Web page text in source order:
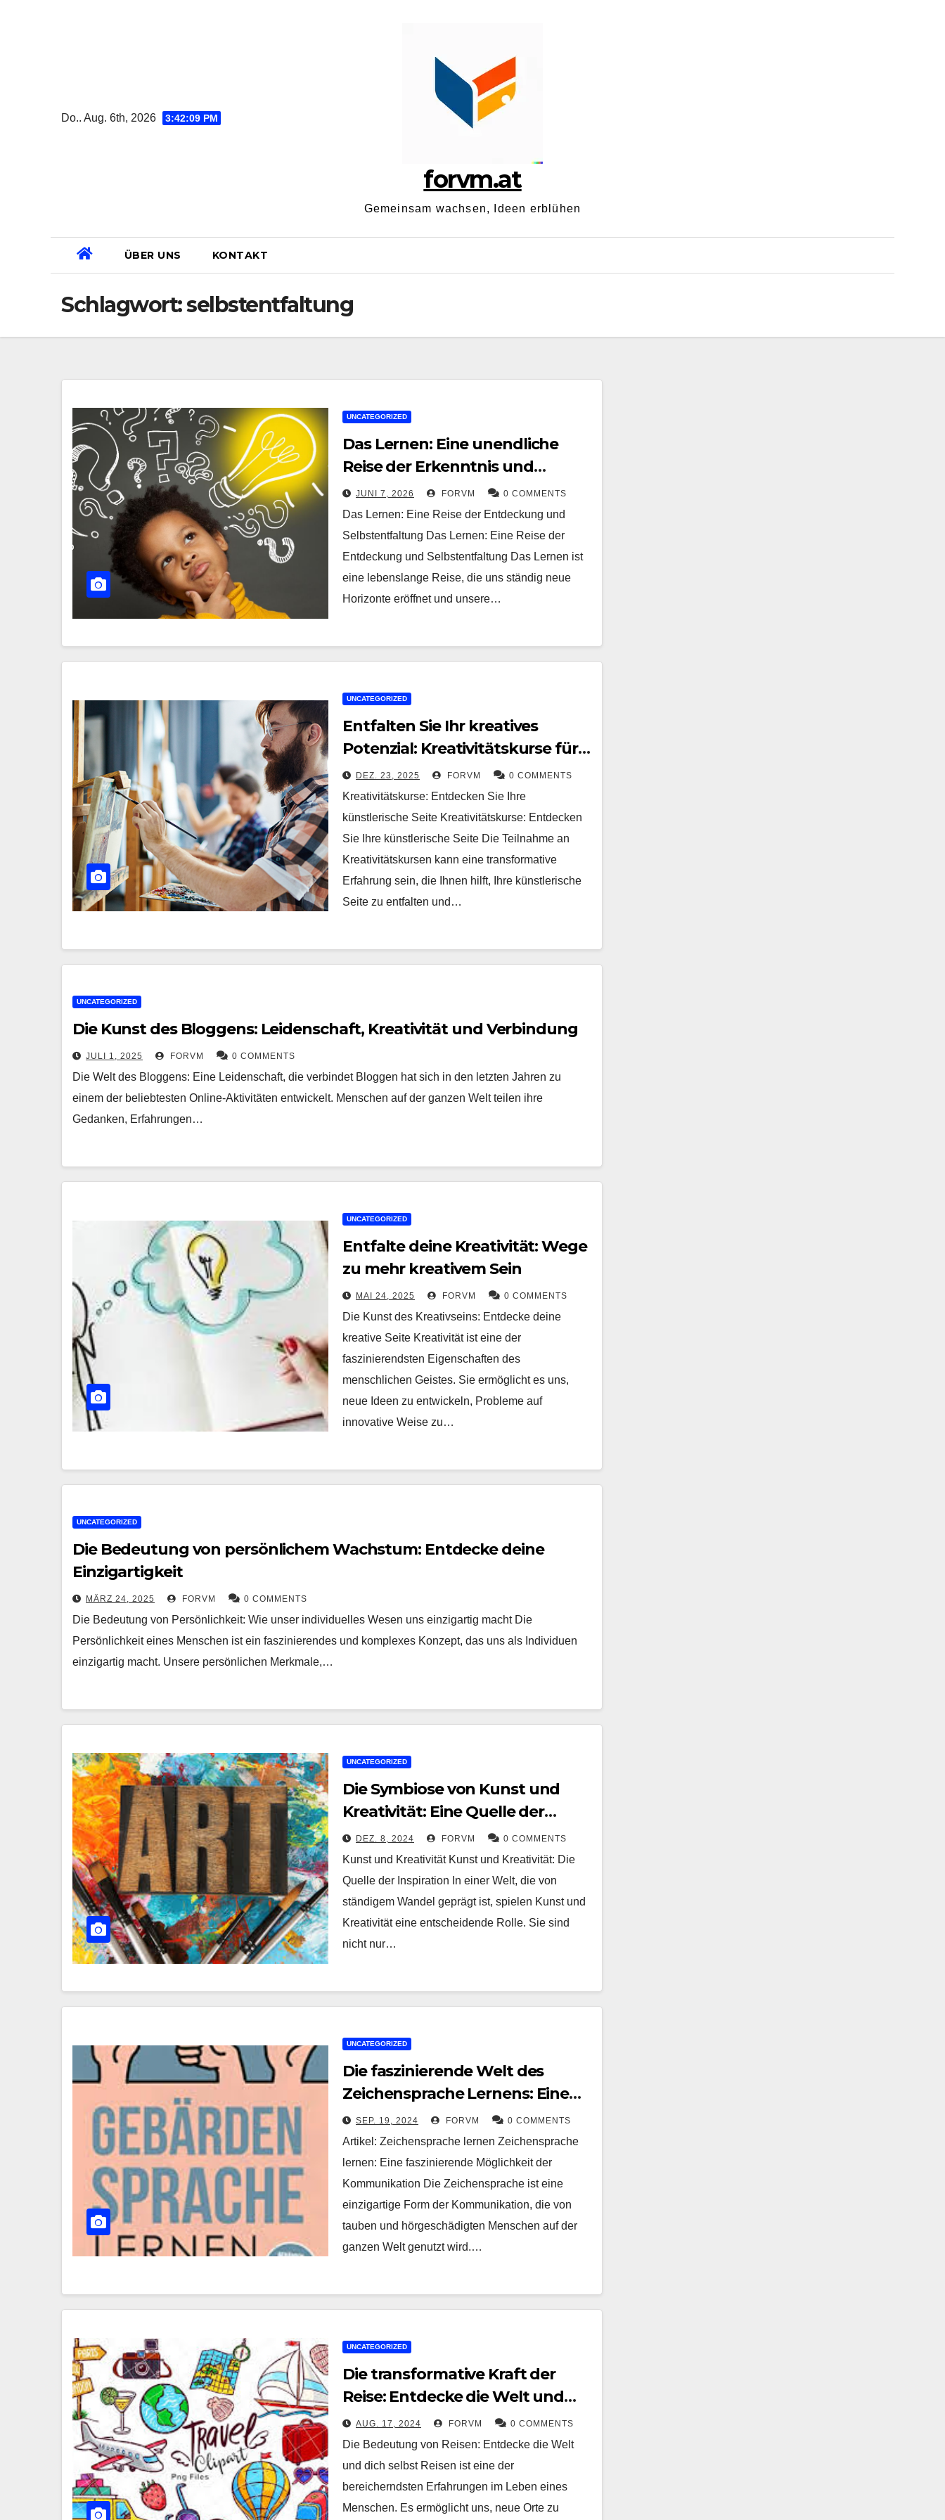
Do.. Aug. 6th, 2026 3:42:10 PM
forvm.at
Gemeinsam wachsen, Ideen erblühen
ÜBER UNS KONTAKT
Schlagwort:selbstentfaltung
UNCATEGORIZED
Das Lernen: Eine unendliche
Reise der Erkenntnis und
Selbstentfaltung
JUNI 7, 2026 FORVM 0 COMMENTS
Das Lernen: Eine Reise der Entdeckung und
Selbstentfaltung Das Lernen: Eine Reise der
Entdeckung und Selbstentfaltung Das Lernen ist
eine lebenslange Reise, die uns ständig neue
Horizonte eröffnet und unsere…
UNCATEGORIZED
Entfalten Sie Ihr kreatives
Potenzial: Kreativitätskurse für
inspirierende
Kunstentdeckungen
DEZ. 23, 2025 FORVM 0 COMMENTS
Kreativitätskurse: Entdecken Sie Ihre
künstlerische Seite Kreativitätskurse: Entdecken
Sie Ihre künstlerische Seite Die Teilnahme an
Kreativitätskursen kann eine transformative
Erfahrung sein, die Ihnen hilft, Ihre künstlerische
Seite zu entfalten und…
UNCATEGORIZED
Die Kunst des Bloggens: Leidenschaft, Kreativität und Verbindung
JULI 1, 2025 FORVM 0 COMMENTS
Die Welt des Bloggens: Eine Leidenschaft, die verbindet Bloggen hat sich in den letzten Jahren zu
einem der beliebtesten Online-Aktivitäten entwickelt. Menschen auf der ganzen Welt teilen ihre
Gedanken, Erfahrungen…
UNCATEGORIZED
Entfalte deine Kreativität: Wege
zu mehr kreativem Sein
MAI 24, 2025 FORVM 0 COMMENTS
Die Kunst des Kreativseins: Entdecke deine
kreative Seite Kreativität ist eine der
faszinierendsten Eigenschaften des
menschlichen Geistes. Sie ermöglicht es uns,
neue Ideen zu entwickeln, Probleme auf
innovative Weise zu…
UNCATEGORIZED
Die Bedeutung von persönlichem Wachstum: Entdecke deine
Einzigartigkeit
MÄRZ 24, 2025 FORVM 0 COMMENTS
Die Bedeutung von Persönlichkeit: Wie unser individuelles Wesen uns einzigartig macht Die
Persönlichkeit eines Menschen ist ein faszinierendes und komplexes Konzept, das uns als Individuen
einzigartig macht. Unsere persönlichen Merkmale,…
UNCATEGORIZED
Die Symbiose von Kunst und
Kreativität: Eine Quelle der
Inspiration
DEZ. 8, 2024 FORVM 0 COMMENTS
Kunst und Kreativität Kunst und Kreativität: Die
Quelle der Inspiration In einer Welt, die von
ständigem Wandel geprägt ist, spielen Kunst und
Kreativität eine entscheidende Rolle. Sie sind
nicht nur…
UNCATEGORIZED
Die faszinierende Welt des
Zeichensprache Lernens: Eine
Bereicherung für alle
SEP. 19, 2024 FORVM 0 COMMENTS
Artikel: Zeichensprache lernen Zeichensprache
lernen: Eine faszinierende Möglichkeit der
Kommunikation Die Zeichensprache ist eine
einzigartige Form der Kommunikation, die von
tauben und hörgeschädigten Menschen auf der
ganzen Welt genutzt wird.…
UNCATEGORIZED
Die transformative Kraft der
Reise: Entdecke die Welt und
dich selbst
AUG. 17, 2024 FORVM 0 COMMENTS
Die Bedeutung von Reisen: Entdecke die Welt
und dich selbst Reisen ist eine der
bereicherndsten Erfahrungen im Leben eines
Menschen. Es ermöglicht uns, neue Orte zu